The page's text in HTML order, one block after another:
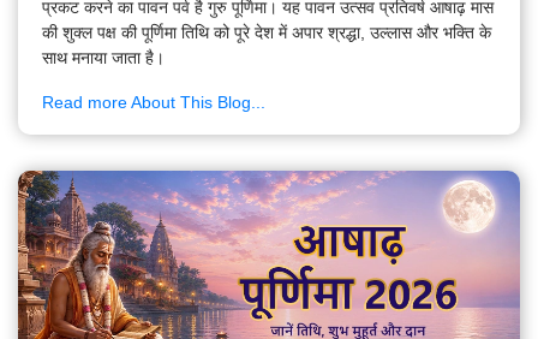
प्रकट करने का पावन पर्व है गुरु पूर्णिमा। यह पावन उत्सव प्रतिवर्ष आषाढ़ मास
की शुक्ल पक्ष की पूर्णिमा तिथि को पूरे देश में अपार श्रद्धा, उल्लास और भक्ति के
साथ मनाया जाता है।
Read more About This Blog...